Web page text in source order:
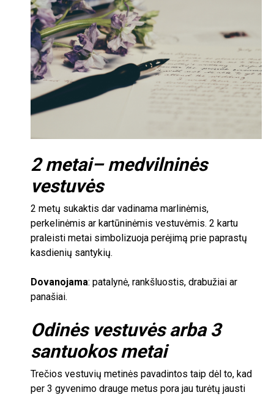
2metai– medvilninės
vestuvės
2 metų sukaktis dar vadinama marlinėmis,
perkelinėmis ar kartūninėmis vestuvėmis. 2 kartu
praleisti metai simbolizuoja perėjimą prie paprastų
kasdienių santykių.
Dovanojama: patalynė, rankšluostis, drabužiai ar
panašiai.
Odinės vestuvės arba 3
santuokos metai
Trečios vestuvių metinės pavadintos taip dėl to, kad
per 3 gyvenimo drauge metus pora jau turėtų jausti